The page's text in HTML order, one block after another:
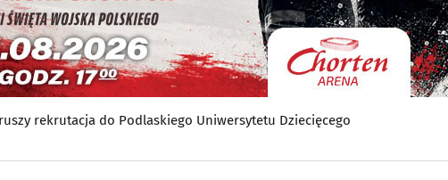
rekrutacja do Podlaskiego Uniwersytetu Dziecięcego